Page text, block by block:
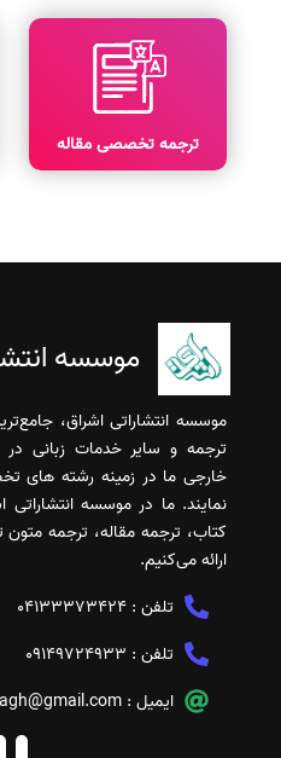
ترجمه تخصصی مقاله
موسسه
موسسه انتشاراتی اشراق،
ترجمه و سایر خدمات زبانی در
خارجی ما در زمینه رشته های
نمایند. ما در موسسه
کتاب، ترجمه مقاله، ترجمه
ارائه می‌کنیم.
تلفن : 04133373424
تلفن : 09149724933
ایمیل :